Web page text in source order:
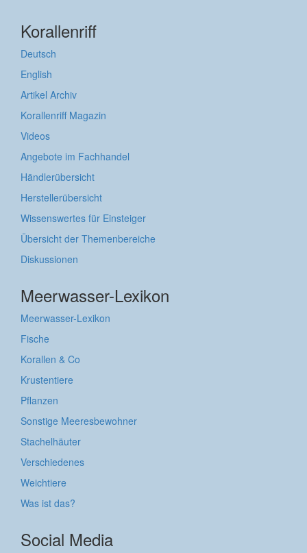
Korallenriff
Deutsch
English
Artikel Archiv
Korallenriff Magazin
Videos
Angebote im Fachhandel
Händlerübersicht
Herstellerübersicht
Wissenswertes für Einsteiger
Übersicht der Themenbereiche
Diskussionen
Meerwasser-Lexikon
Meerwasser-Lexikon
Fische
Korallen & Co
Krustentiere
Pflanzen
Sonstige Meeresbewohner
Stachelhäuter
Verschiedenes
Weichtiere
Was ist das?
Social Media